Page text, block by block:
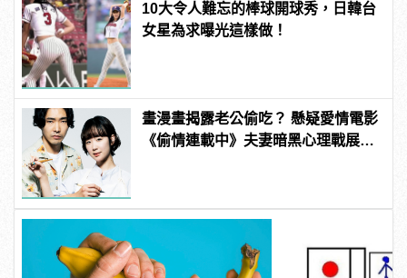
10大令人難忘的棒球開球秀，日韓台
女星為求曝光這樣做！
畫漫畫揭露老公偷吃？ 懸疑愛情電影
《偷情連載中》夫妻暗黑心理戰展